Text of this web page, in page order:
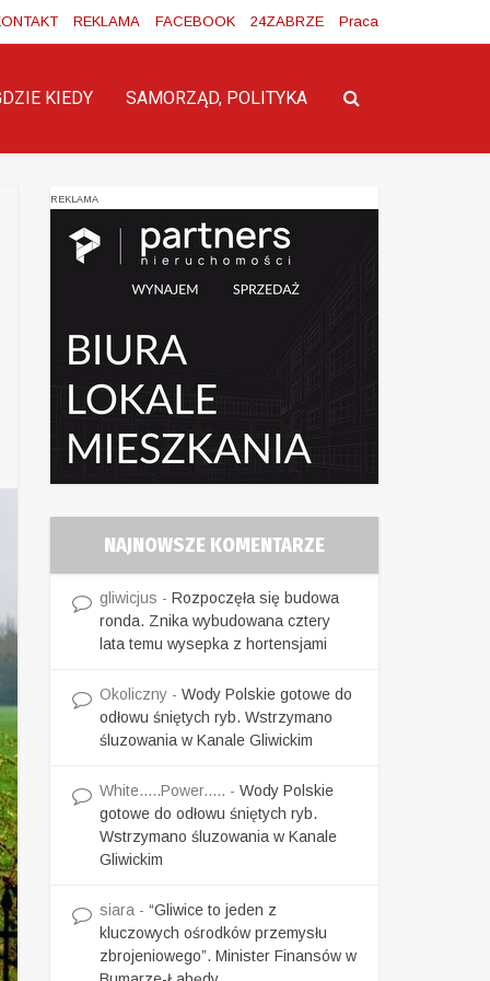
REKLAMA FACEBOOK 24ZABRZE Praca
KIEDY SAMORZĄD, POLITYKA
REKLAMA
NAJNOWSZE KOMENTARZE
gliwicjus - Rozpoczęła się budowa
ronda. Znika wybudowana cztery
lata temu wysepka z hortensjami
Okoliczny - Wody Polskie gotowe do
odłowu śniętych ryb. Wstrzymano
śluzowania w Kanale Gliwickim
White.....Power..... - Wody Polskie
gotowe do odłowu śniętych ryb.
Wstrzymano śluzowania w Kanale
Gliwickim
siara - “Gliwice to jeden z
kluczowych ośrodków przemysłu
zbrojeniowego”. Minister Finansów w